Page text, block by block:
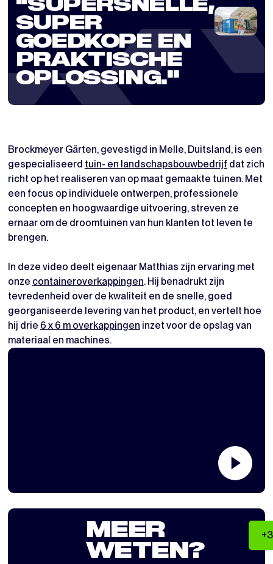
''SUPERSNELLE,
SUPER
GOEDKOPE EN
PRAKTISCHE
OPLOSSING.''
Brockmeyer Gärten, gevestigd in Melle, Duitsland, is een
gespecialiseerd tuin- en landschapsbouwbedrijf dat zich
richt op het realiseren van op maat gemaakte tuinen. Met
een focus op individuele ontwerpen, professionele
concepten en hoogwaardige uitvoering, streven ze
ernaar om de droomtuinen van hun klanten tot leven te
brengen.
In deze video deelt eigenaar Matthias zijn ervaring met
onze containeroverkappingen. Hij benadrukt zijn
tevredenheid over de kwaliteit en de snelle, goed
georganiseerde levering van het product, en vertelt hoe
hij drie 6 x 6 m overkappingen inzet voor de opslag van
materiaal en machines.
MEER
WETEN?